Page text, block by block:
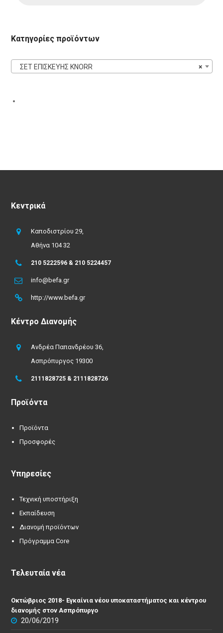
Κατηγορίες προϊόντων
×
ΣΕΤ ΕΠΙΣΚΕΥΗΣ KNORR
Κεντρικά
Καποδιστρίου 29,
Αθήνα 104 32
210 5222596 & 210 5224457
info@befa.gr
http://www.befa.gr
Κέντρο Διανομής
Ανδρέα Παπανδρέου 36,
Ασπρόπυργος 19300
2111828725 & 2111828726
Προϊόντα
Προϊόντα
Προσφορές
Υπηρεσίες
Τεχνική υποστήριξη
Εκπαίδευση
Διανομή προϊόντων
Πρόγραμμα Core
Τελευταία νέα
Οκτώβριος 2018- Εγκαίνια νέου υποκαταστήματος και κέντρου
διανομής στον Ασπρόπυργο
20/06/2019